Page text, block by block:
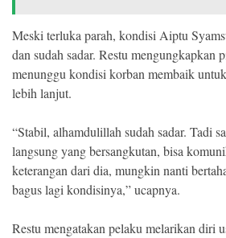
Meski terluka parah, kondisi Aiptu
dan sudah sadar. Restu mengungkapkan
menunggu kondisi korban membaik
lebih lanjut.
“Stabil, alhamdulillah sudah sadar. Tadi
langsung yang bersangkutan, bisa
keterangan dari dia, mungkin nanti
bagus lagi kondisinya,” ucapnya.
Restu mengatakan pelaku melarikan diri